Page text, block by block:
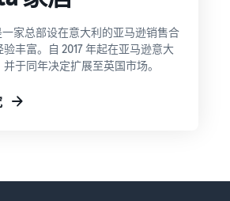
家总部设在意大利的亚马逊销售合
丰富。自 2017 年起在亚马逊意大
于同年决定扩展至英国市场。